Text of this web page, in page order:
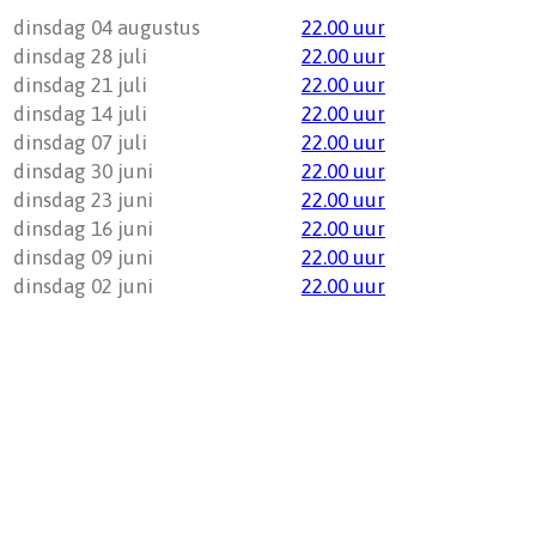
dinsdag 04 augustus
22.00 uur
dinsdag 28 juli
22.00 uur
dinsdag 21 juli
22.00 uur
dinsdag 14 juli
22.00 uur
dinsdag 07 juli
22.00 uur
dinsdag 30 juni
22.00 uur
dinsdag 23 juni
22.00 uur
dinsdag 16 juni
22.00 uur
dinsdag 09 juni
22.00 uur
dinsdag 02 juni
22.00 uur